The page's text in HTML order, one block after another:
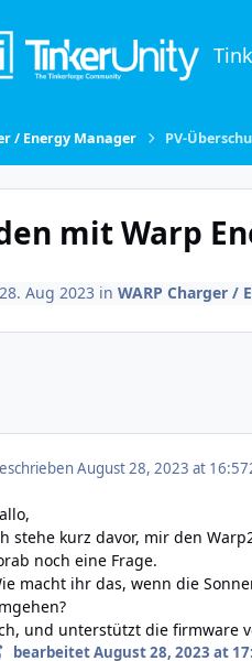
/ Energy Manager PV-
mit Warp
Aug 2023 in WARP Charger /
August 28, 2023 at 16:57
stehe kurz davor, mir den
noch eine Frage.
macht ihr das, wenn die
und unterstützt die firmware
bearbeitetAugust 28, 2023 at